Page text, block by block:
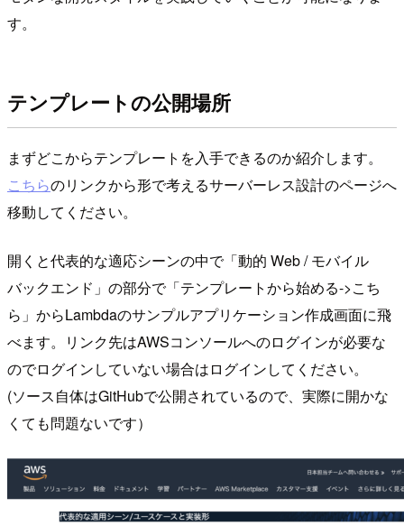
す。
テンプレートの公開場所
まずどこからテンプレートを入手できるのか紹介します。
こちらのリンクから形で考えるサーバーレス設計のページへ
移動してください。
開くと代表的な適応シーンの中で「動的 Web / モバイル
バックエンド」の部分で「テンプレートから始める->こち
ら」からLambdaのサンプルアプリケーション作成画面に飛
べます。リンク先はAWSコンソールへのログインが必要な
のでログインしていない場合はログインしてください。
(ソース自体はGitHubで公開されているので、実際に開かな
くても問題ないです）